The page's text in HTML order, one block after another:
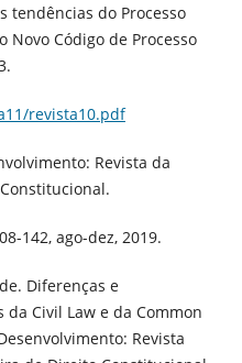
tendências do Processo
Novo Código de Processo
revista10.pdf
Revista da
142, ago-dez, 2019.
Diferenças e
da Civil Law e da Common
Revista